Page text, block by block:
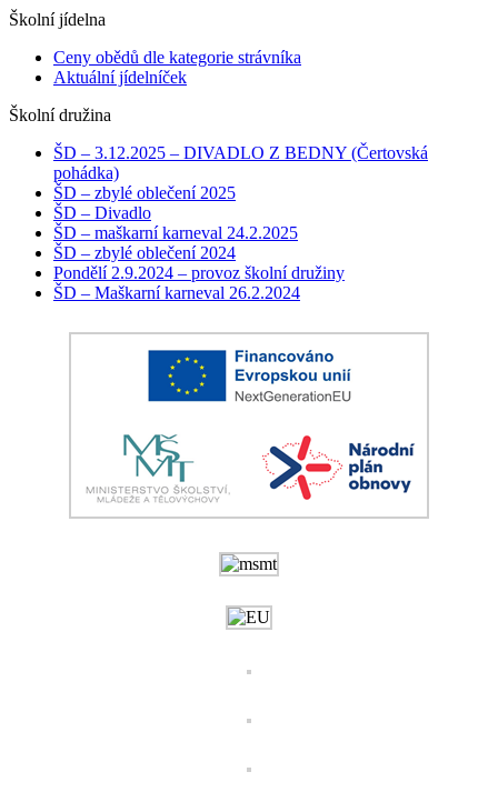
Školní jídelna
Ceny obědů dle kategorie strávníka
Aktuální jídelníček
Školní družina
ŠD – 3.12.2025 – DIVADLO Z BEDNY (Čertovská
pohádka)
ŠD – zbylé oblečení 2025
ŠD – Divadlo
ŠD – maškarní karneval 24.2.2025
ŠD – zbylé oblečení 2024
Pondělí 2.9.2024 – provoz školní družiny
ŠD – Maškarní karneval 26.2.2024